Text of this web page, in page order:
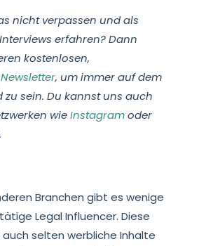
nicht verpassen und als
erfahren? Dann
kostenlosen,
Newsletter, um immer auf dem
zu sein. Du kannst uns auch
wieInstagramoder
Branchen gibt es wenige
Legal Influencer. Diese
selten werbliche Inhalte